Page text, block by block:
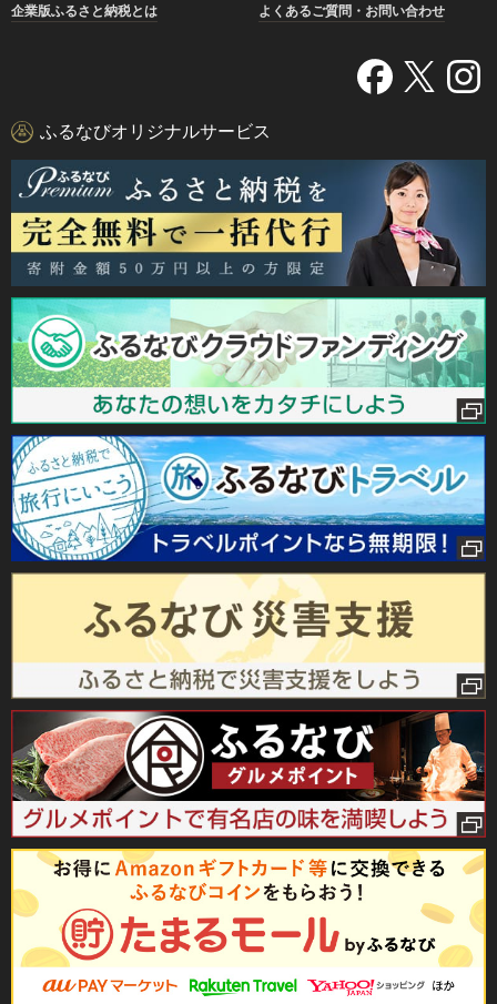
企業版ふるさと納税とは
よくあるご質問・お問い合わせ
ふるなびオリジナルサービス